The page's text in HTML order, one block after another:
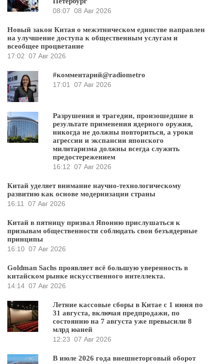
08:07 08 Авг 2026
Новый закон Китая о межэтническом единстве направлен
на улучшение доступа к общественным услугам и
всеобщее процветание
17:02 07 Авг 2026
#комментарий@radiometro
17:01
07 Авг 2026
Разрушения и трагедии, произошедшие в
результате применения ядерного оружия,
никогда не должны повториться, а уроки
агрессии и экспансии японского
милитаризма должны всегда служить
предостережением
16:12 07 Авг 2026
Китай уделяет внимание научно-технологическому
развитию как основе модернизации страны
16:11
07 Авг 2026
Китай в пятницу призвал Японию прислушаться к
призывам общественности соблюдать свои безъядерные
принципы
16:10 07 Авг 2026
Goldman Sachs проявляет всё большую уверенность в
китайском рынке искусственного интеллекта.
14:14 07 Авг 2026
Летние кассовые сборы в Китае с 1 июня по
31 августа, включая предпродажи, по
состоянию на 7 августа уже превысили 8
млрд юаней
12:23 07 Авг 2026
В июле 2026 года внешнеторговый оборот